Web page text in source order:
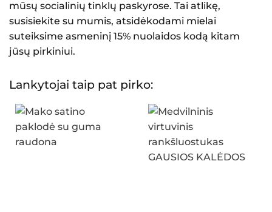
mūsų socialinių tinklų paskyrose. Tai atlikę,
susisiekite su mumis, atsidėkodami mielai
suteiksime asmeninį 15% nuolaidos kodą kitam
jūsų pirkiniui.
Lankytojai taip pat pirko: